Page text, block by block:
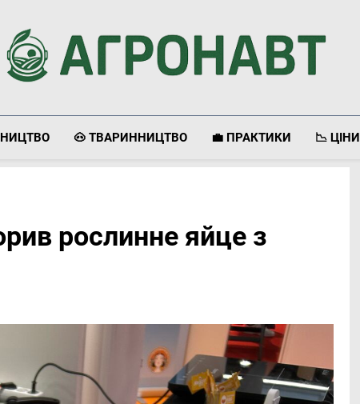
Агронавт
🐽 ТВАРИННИЦТВО 💼 ПРАКТИКИ 📉 ЦІНИ
рослинне яйце з